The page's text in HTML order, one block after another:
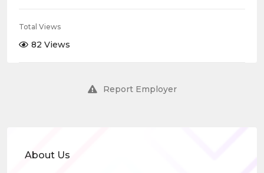
Total Views
82 Views
Report Employer
About Us